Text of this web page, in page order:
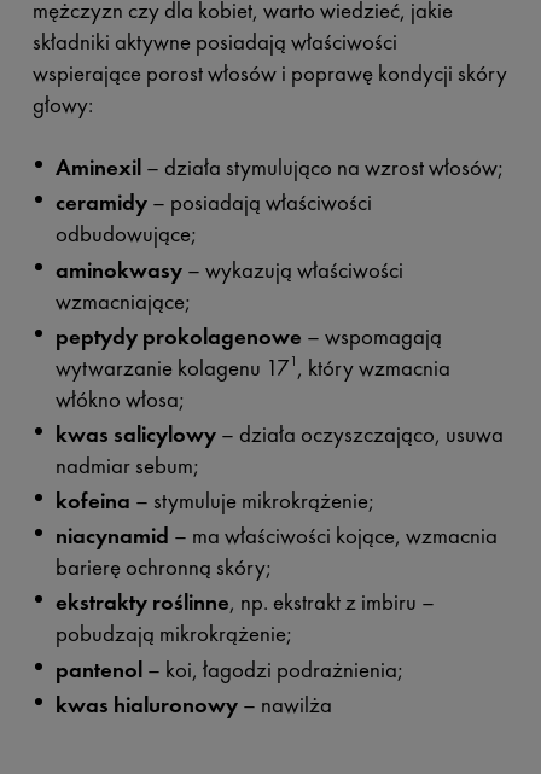
mężczyzn czy dla kobiet, warto wiedzieć, jakie
składniki aktywne posiadają właściwości
wspierające porost włosów i poprawę kondycji skóry
głowy:
Aminexil – działa stymulująco na wzrost włosów;
ceramidy – posiadają właściwości
odbudowujące;
aminokwasy – wykazują właściwości
wzmacniające;
peptydy prokolagenowe – wspomagają
wytwarzanie kolagenu 17 1 , który wzmacnia
włókno włosa;
kwas salicylowy – działa oczyszczająco, usuwa
nadmiar sebum;
kofeina – stymuluje mikrokrążenie;
niacynamid – ma właściwości kojące, wzmacnia
barierę ochronną skóry;
ekstrakty roślinne, np. ekstrakt z imbiru –
pobudzają mikrokrążenie;
pantenol – koi, łagodzi podrażnienia;
kwas hialuronowy – nawilża